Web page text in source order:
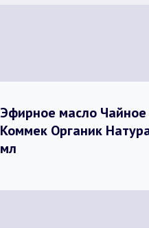
Эфирное масло
Коммек Органик
мл